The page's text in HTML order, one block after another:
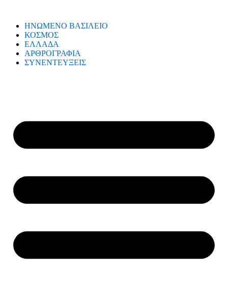
ΗΝΩΜΕΝΟ ΒΑΣΙΛΕΙΟ
ΚΟΣΜΟΣ
ΕΛΛΑΔΑ
ΑΡΘΡΟΓΡΑΦΙΑ
ΣΥΝΕΝΤΕΥΞΕΙΣ